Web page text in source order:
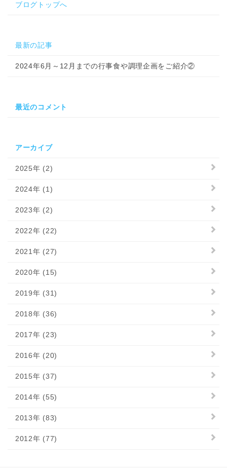
ブログトップへ
最新の記事
2024年6月～12月までの行事食や調理企画をご紹介②
最近のコメント
アーカイブ
2025年 (2)
2024年 (1)
2023年 (2)
2022年 (22)
2021年 (27)
2020年 (15)
2019年 (31)
2018年 (36)
2017年 (23)
2016年 (20)
2015年 (37)
2014年 (55)
2013年 (83)
2012年 (77)